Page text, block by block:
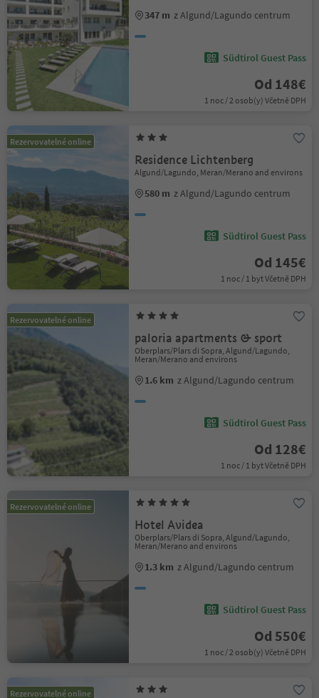
347 m z Algund/Lagundo centrum
Südtirol Guest Pass
Od 148€
1 noc / 2 osob(y) Včetně DPH
Rezervovatelné online
Residence Lichtenberg
Algund/Lagundo, Meran/Merano and environs
580 m z Algund/Lagundo centrum
Südtirol Guest Pass
Od 145€
1 noc / 1 byt Včetně DPH
Rezervovatelné online
paloria apartments & sport
Oberplars/Plars di Sopra, Algund/Lagundo,
Meran/Merano and environs
1.6 km z Algund/Lagundo centrum
Südtirol Guest Pass
Od 128€
1 noc / 1 byt Včetně DPH
Rezervovatelné online
Hotel Avidea
Oberplars/Plars di Sopra, Algund/Lagundo,
Meran/Merano and environs
1.3 km z Algund/Lagundo centrum
Südtirol Guest Pass
Od 550€
1 noc / 2 osob(y) Včetně DPH
Rezervovatelné online